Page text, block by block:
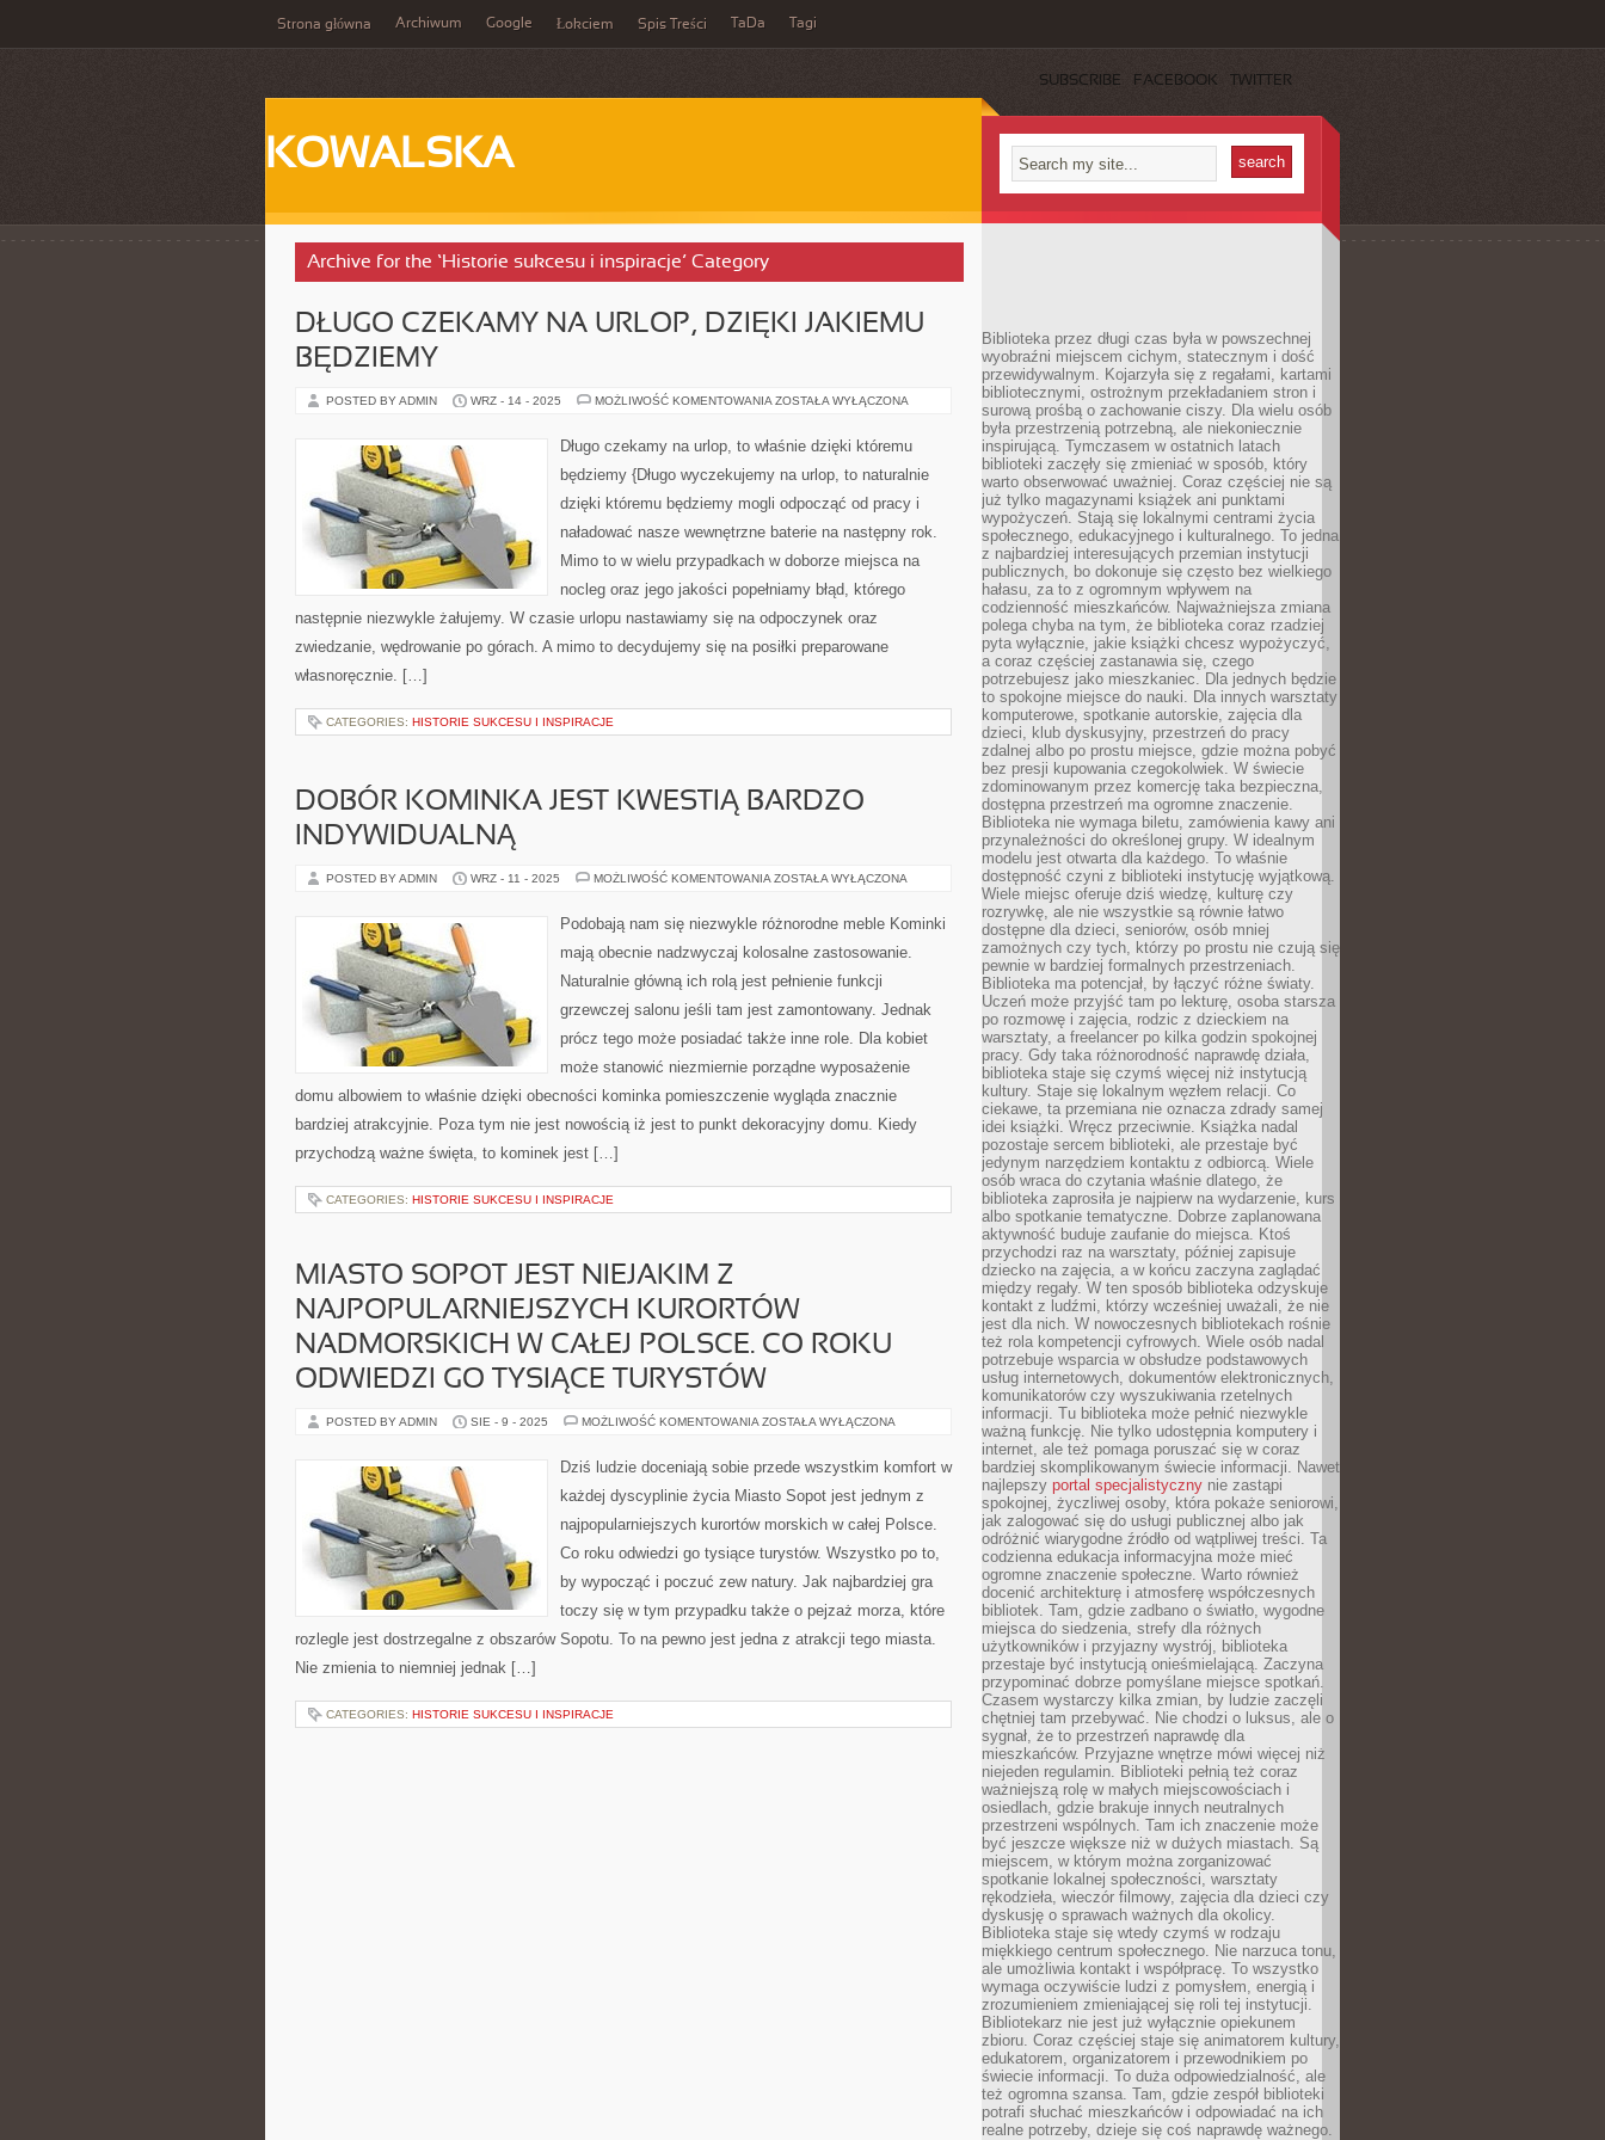
Strona główna Archiwum Google Łokciem Spis Treści TaDa Tagi
SUBSCRIBE FACEBOOK TWITTER
KOWALSKA
Archive for the ‘Historie sukcesu i inspiracje’ Category
DŁUGO CZEKAMY NA URLOP, DZIĘKI JAKIEMU
BĘDZIEMY
POSTED BY ADMIN WRZ - 14 - 2025 MOŻLIWOŚĆ KOMENTOWANIA DŁUGO
URLOP,
DZIĘKI
BĘDZIEMY
ZOSTAŁA WYŁĄCZONA
Długo czekamy na urlop, to właśnie dzięki któremu
będziemy {Długo wyczekujemy na urlop, to naturalnie
dzięki któremu będziemy mogli odpocząć od pracy i
naładować nasze wewnętrzne baterie na następny rok.
Mimo to w wielu przypadkach w doborze miejsca na
nocleg oraz jego jakości popełniamy błąd, którego
następnie niezwykle żałujemy. W czasie urlopu nastawiamy się na odpoczynek oraz
zwiedzanie, wędrowanie po górach. A mimo to decydujemy się na posiłki preparowane
własnoręcznie. […]
CATEGORIES: HISTORIE SUKCESU I INSPIRACJE
DOBÓR KOMINKA JEST KWESTIĄ BARDZO
INDYWIDUALNĄ
POSTED BY ADMIN WRZ - 11 - 2025 MOŻLIWOŚĆ KOMENTOWANIA DOBÓR
KWESTIĄ
BARDZO
ZOSTAŁA WYŁĄCZONA
Podobają nam się niezwykle różnorodne meble Kominki
mają obecnie nadzwyczaj kolosalne zastosowanie.
Naturalnie główną ich rolą jest pełnienie funkcji
grzewczej salonu jeśli tam jest zamontowany. Jednak
prócz tego może posiadać także inne role. Dla kobiet
może stanowić niezmiernie porządne wyposażenie
domu albowiem to właśnie dzięki obecności kominka pomieszczenie wygląda znacznie
bardziej atrakcyjnie. Poza tym nie jest nowością iż jest to punkt dekoracyjny domu. Kiedy
przychodzą ważne święta, to kominek jest […]
CATEGORIES: HISTORIE SUKCESU I INSPIRACJE
MIASTO SOPOT JEST NIEJAKIM Z
NAJPOPULARNIEJSZYCH KURORTÓW
NADMORSKICH W CAŁEJ POLSCE. CO ROKU
ODWIEDZI GO TYSIĄCE TURYSTÓW
POSTED BY ADMIN SIE - 9 - 2025 MOŻLIWOŚĆ KOMENTOWANIA MIASTO
NIEJAKIM
Z
KURORTÓW
W
POLSCE.
CO
ROKU
ODWIEDZI
GO
TYSIĄCE
TURYSTÓW
ZOSTAŁA WYŁĄCZONA
Dziś ludzie doceniają sobie przede wszystkim komfort w
każdej dyscyplinie życia Miasto Sopot jest jednym z
najpopularniejszych kurortów morskich w całej Polsce.
Co roku odwiedzi go tysiące turystów. Wszystko po to,
by wypocząć i poczuć zew natury. Jak najbardziej gra
toczy się w tym przypadku także o pejzaż morza, które
rozlegle jest dostrzegalne z obszarów Sopotu. To na pewno jest jedna z atrakcji tego miasta.
Nie zmienia to niemniej jednak […]
CATEGORIES: HISTORIE SUKCESU I INSPIRACJE
Biblioteka przez długi czas była w powszechnej
wyobraźni miejscem cichym, statecznym i dość
przewidywalnym. Kojarzyła się z regałami, kartami
bibliotecznymi, ostrożnym przekładaniem stron i
surową prośbą o zachowanie ciszy. Dla wielu osób
była przestrzenią potrzebną, ale niekoniecznie
inspirującą. Tymczasem w ostatnich latach
biblioteki zaczęły się zmieniać w sposób, który
warto obserwować uważniej. Coraz częściej nie są
już tylko magazynami książek ani punktami
wypożyczeń. Stają się lokalnymi centrami życia
społecznego, edukacyjnego i kulturalnego. To jedna
z najbardziej interesujących przemian instytucji
publicznych, bo dokonuje się często bez wielkiego
hałasu, za to z ogromnym wpływem na
codzienność mieszkańców. Najważniejsza zmiana
polega chyba na tym, że biblioteka coraz rzadziej
pyta wyłącznie, jakie książki chcesz wypożyczyć,
a coraz częściej zastanawia się, czego
potrzebujesz jako mieszkaniec. Dla jednych będzie
to spokojne miejsce do nauki. Dla innych warsztaty
komputerowe, spotkanie autorskie, zajęcia dla
dzieci, klub dyskusyjny, przestrzeń do pracy
zdalnej albo po prostu miejsce, gdzie można pobyć
bez presji kupowania czegokolwiek. W świecie
zdominowanym przez komercję taka bezpieczna,
dostępna przestrzeń ma ogromne znaczenie.
Biblioteka nie wymaga biletu, zamówienia kawy ani
przynależności do określonej grupy. W idealnym
modelu jest otwarta dla każdego. To właśnie
dostępność czyni z biblioteki instytucję wyjątkową.
Wiele miejsc oferuje dziś wiedzę, kulturę czy
rozrywkę, ale nie wszystkie są równie łatwo
dostępne dla dzieci, seniorów, osób mniej
zamożnych czy tych, którzy po prostu nie czują się
pewnie w bardziej formalnych przestrzeniach.
Biblioteka ma potencjał, by łączyć różne światy.
Uczeń może przyjść tam po lekturę, osoba starsza
po rozmowę i zajęcia, rodzic z dzieckiem na
warsztaty, a freelancer po kilka godzin spokojnej
pracy. Gdy taka różnorodność naprawdę działa,
biblioteka staje się czymś więcej niż instytucją
kultury. Staje się lokalnym węzłem relacji. Co
ciekawe, ta przemiana nie oznacza zdrady samej
idei książki. Wręcz przeciwnie. Książka nadal
pozostaje sercem biblioteki, ale przestaje być
jedynym narzędziem kontaktu z odbiorcą. Wiele
osób wraca do czytania właśnie dlatego, że
biblioteka zaprosiła je najpierw na wydarzenie, kurs
albo spotkanie tematyczne. Dobrze zaplanowana
aktywność buduje zaufanie do miejsca. Ktoś
przychodzi raz na warsztaty, później zapisuje
dziecko na zajęcia, a w końcu zaczyna zaglądać
między regały. W ten sposób biblioteka odzyskuje
kontakt z ludźmi, którzy wcześniej uważali, że nie
jest dla nich. W nowoczesnych bibliotekach rośnie
też rola kompetencji cyfrowych. Wiele osób nadal
potrzebuje wsparcia w obsłudze podstawowych
usług internetowych, dokumentów elektronicznych,
komunikatorów czy wyszukiwania rzetelnych
informacji. Tu biblioteka może pełnić niezwykle
ważną funkcję. Nie tylko udostępnia komputery i
internet, ale też pomaga poruszać się w coraz
bardziej skomplikowanym świecie informacji. Nawet
najlepszy portal specjalistyczny nie zastąpi
spokojnej, życzliwej osoby, która pokaże seniorowi,
jak zalogować się do usługi publicznej albo jak
odróżnić wiarygodne źródło od wątpliwej treści. Ta
codzienna edukacja informacyjna może mieć
ogromne znaczenie społeczne. Warto również
docenić architekturę i atmosferę współczesnych
bibliotek. Tam, gdzie zadbano o światło, wygodne
miejsca do siedzenia, strefy dla różnych
użytkowników i przyjazny wystrój, biblioteka
przestaje być instytucją onieśmielającą. Zaczyna
przypominać dobrze pomyślane miejsce spotkań.
Czasem wystarczy kilka zmian, by ludzie zaczęli
chętniej tam przebywać. Nie chodzi o luksus, ale o
sygnał, że to przestrzeń naprawdę dla
mieszkańców. Przyjazne wnętrze mówi więcej niż
niejeden regulamin. Biblioteki pełnią też coraz
ważniejszą rolę w małych miejscowościach i
osiedlach, gdzie brakuje innych neutralnych
przestrzeni wspólnych. Tam ich znaczenie może
być jeszcze większe niż w dużych miastach. Są
miejscem, w którym można zorganizować
spotkanie lokalnej społeczności, warsztaty
rękodzieła, wieczór filmowy, zajęcia dla dzieci czy
dyskusję o sprawach ważnych dla okolicy.
Biblioteka staje się wtedy czymś w rodzaju
miękkiego centrum społecznego. Nie narzuca tonu,
ale umożliwia kontakt i współpracę. To wszystko
wymaga oczywiście ludzi z pomysłem, energią i
zrozumieniem zmieniającej się roli tej instytucji.
Bibliotekarz nie jest już wyłącznie opiekunem
zbioru. Coraz częściej staje się animatorem kultury,
edukatorem, organizatorem i przewodnikiem po
świecie informacji. To duża odpowiedzialność, ale
też ogromna szansa. Tam, gdzie zespół biblioteki
potrafi słuchać mieszkańców i odpowiadać na ich
realne potrzeby, dzieje się coś naprawdę ważnego.